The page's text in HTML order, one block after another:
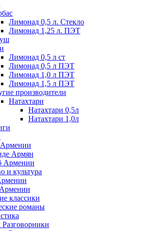
Лимонад 0,5 л. Стекло
Лимонад 1,25 л. ПЭТ
Лимонад 0,5 л ст
Лимонад 0,5 л ПЭТ
Лимонад 1,0 л ПЭТ
Лимонад 1,5 л ПЭТ
производители
Натахтари
Натахтари 0,5л
Натахтари 1,0л
Армян
Армении
и культура
классики
романы